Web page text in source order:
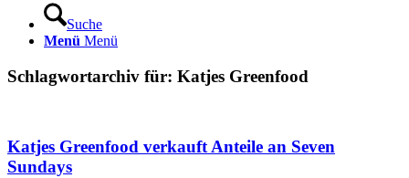
Suche
Menü Menü
Schlagwortarchiv für: Katjes Greenfood
Katjes Greenfood verkauft Anteile an Seven
Sundays